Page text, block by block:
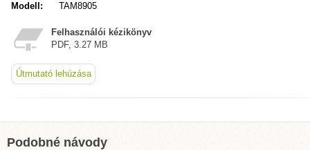
Modell:
TAM8905
Felhasználói kézikönyv
PDF, 3.27 MB
Útmutató lehúzása
Podobné návody